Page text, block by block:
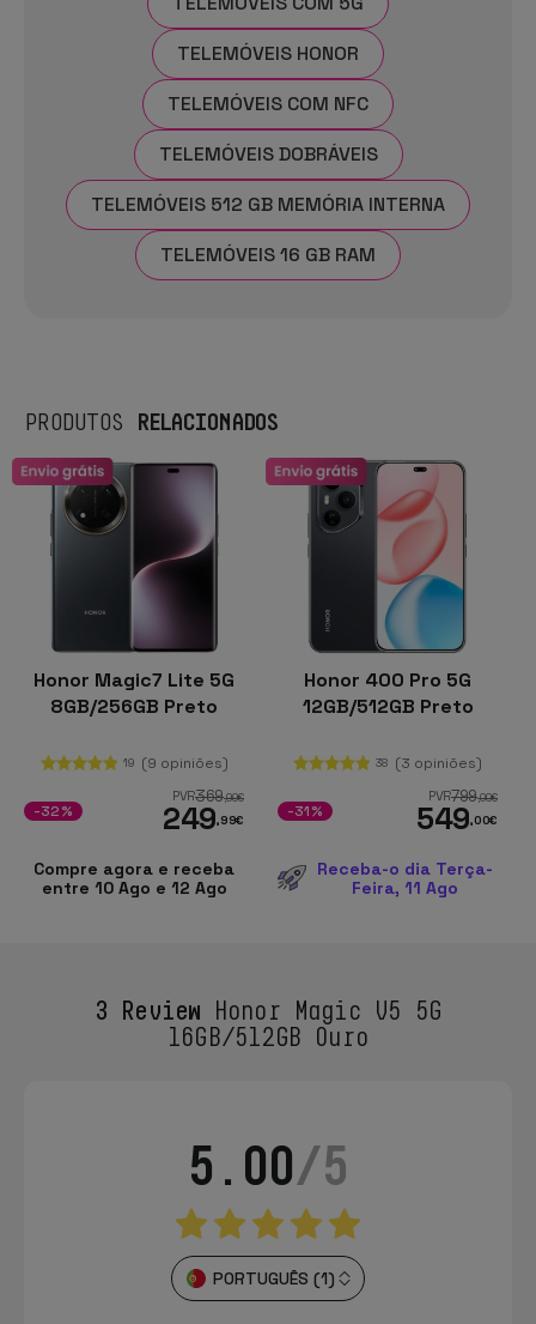
TELEMÓVEIS HONOR
TELEMÓVEIS COM NFC
TELEMÓVEIS DOBRÁVEIS
TELEMÓVEIS 512 GB MEMÓRIA INTERNA
TELEMÓVEIS 16 GB RAM
PRODUTOS RELACIONADOS
Honor Magic7 Lite 5G
8GB/256GB Preto
19 (9 opiniões)
PVR369,99€
249,99€
-32%
Compre agora e receba
entre 10 Ago e 12 Ago
Honor 400 Pro 5G
12GB/512GB Preto
38 (3 opiniões)
PVR799,00€
549,00€
-31%
Receba-o dia Terça-
Feira, 11 Ago
3 Review Honor Magic V5 5G
16GB/512GB Ouro
5.00/5
PORTUGUÊS (1)